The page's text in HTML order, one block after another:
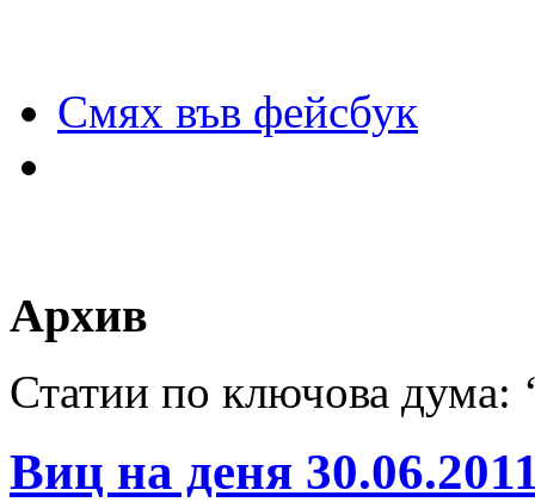
Смях във фейсбук
Архив
Статии по ключова дума:
Виц на деня